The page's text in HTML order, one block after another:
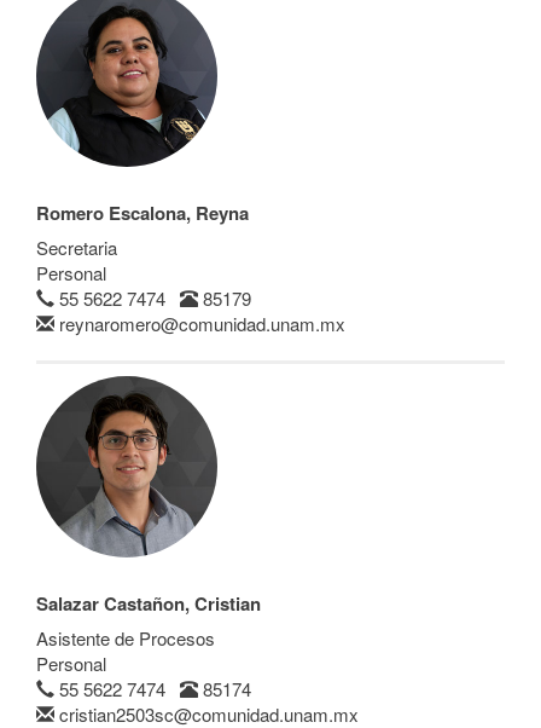
Romero Escalona, Reyna
Secretaria
Personal
55 5622 7474
85179
reynaromero@comunidad.unam.mx
Salazar Castañon, Cristian
Asistente de Procesos
Personal
55 5622 7474
85174
cristian2503sc@comunidad.unam.mx